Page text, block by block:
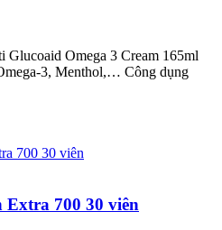
Glucoaid Omega 3 Cream 165ml
3, Menthol,… Công dụng
Extra 700 30 viên